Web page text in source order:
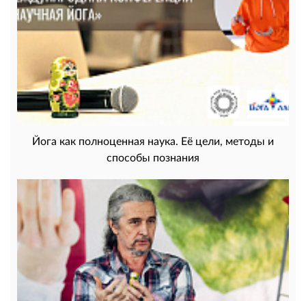
Йога как полноценная наука. Её цели, методы и
способы познания